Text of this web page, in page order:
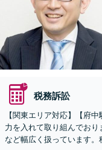
税務訴訟
【関東エリア対応】【府
力を入れて取り組んでお
など幅広く扱っています